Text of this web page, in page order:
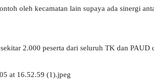
oleh kecamatan lain supaya ada sinergi
2.000 peserta dari seluruh TK dan PAUD